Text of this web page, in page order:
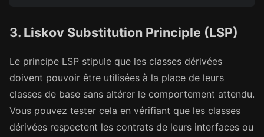
3. Liskov Substitution Principle (LSP)
Le principe LSP stipule que les classes dérivées
doivent pouvoir être utilisées à la place de leurs
classes de base sans altérer le comportement attendu.
Vous pouvez tester cela en vérifiant que les classes
dérivées respectent les contrats de leurs interfaces ou